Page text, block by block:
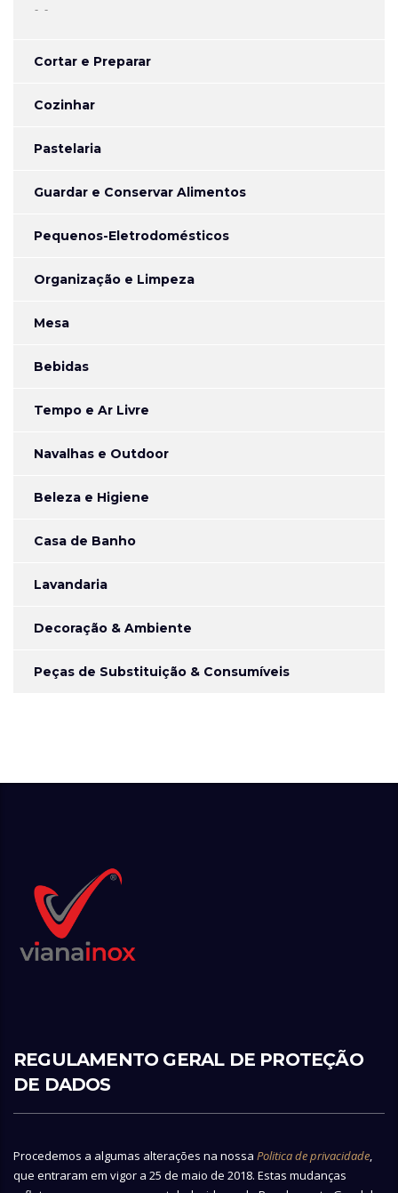
-
Cortar e Preparar
Cozinhar
Pastelaria
Guardar e Conservar Alimentos
Pequenos-Eletrodomésticos
Organização e Limpeza
Mesa
Bebidas
Tempo e Ar Livre
Navalhas e Outdoor
Beleza e Higiene
Casa de Banho
Lavandaria
Decoração & Ambiente
Peças de Substituição & Consumíveis
REGULAMENTO GERAL DE PROTEÇÃO
DE DADOS
Procedemos a algumas alterações na nossa Politica de privacidade,
que entraram em vigor a 25 de maio de 2018. Estas mudanças